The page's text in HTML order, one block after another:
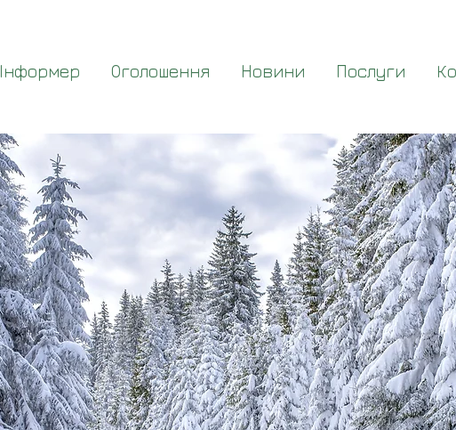
Інформер Оголошення Новини Послуги